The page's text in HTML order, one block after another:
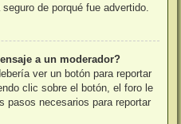
de porqué fue advertido.
a un moderador?
ver un botón para reportar
clic sobre el botón, el foro le
pasos necesarios para reportar